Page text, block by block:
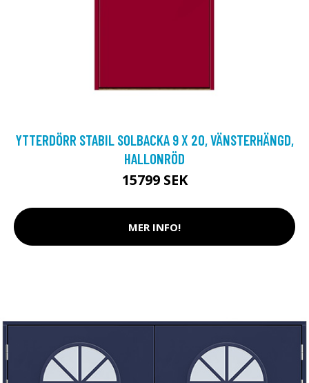
YTTERDÖRR STABIL SOLBACKA 9 X 20, VÄNSTERHÄNGD,
HALLONRÖD
15799 SEK
MER INFO!